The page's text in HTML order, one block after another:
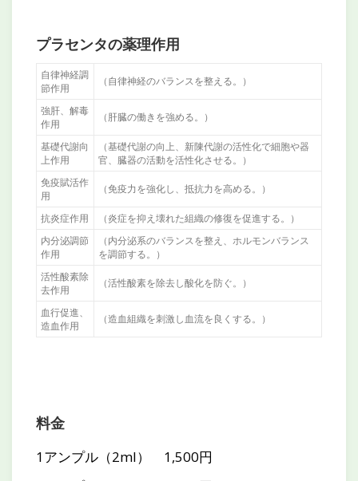
プラセンタの薬理作用
自律神経調
節作用
（自律神経のバランスを整える。）
強肝、解毒
作用
（肝臓の働きを強める。）
基礎代謝向
上作用
（基礎代謝の向上、新陳代謝の活性化で細胞や器
官、臓器の活動を活性化させる。）
免疫賦活作
用
（免疫力を強化し、抵抗力を高める。）
抗炎症作用
（炎症を抑え壊れた組織の修復を促進する。）
内分泌調節
作用
（内分泌系のバランスを整え、ホルモンバランス
を調節する。）
活性酸素除
去作用
（活性酸素を除去し酸化を防ぐ。）
血行促進、
造血作用
（造血組織を刺激し血流を良くする。）
料金
1アンプル（2ml） 1,500円